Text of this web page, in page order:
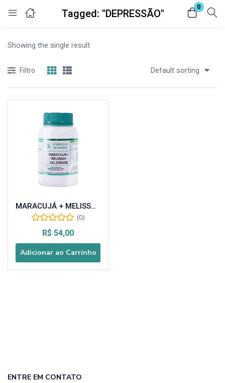
Tagged: "DEPRESSÃO"
0
Entrar Registro
Showing the single result
Filtro Default sorting
MARACUJÁ + MELISSA + VALERIANE 60 CÁPSULAS
(0)
R$ 54,00
Adicionar ao Carrinho
ENTRE EM CONTATO